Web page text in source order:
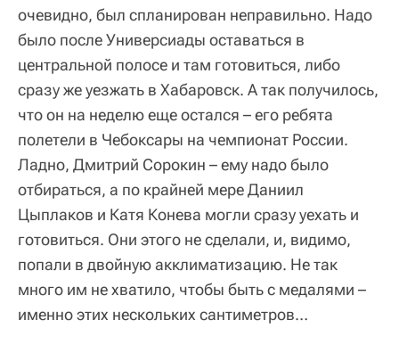
очевидно, был спланирован неправильно. Надо
было после Универсиады оставаться в
центральной полосе и там готовиться, либо
сразу же уезжать в Хабаровск. А так получилось,
что он на неделю еще остался – его ребята
полетели в Чебоксары на чемпионат России.
Ладно, Дмитрий Сорокин – ему надо было
отбираться, а по крайней мере Даниил
Цыплаков и Катя Конева могли сразу уехать и
готовиться. Они этого не сделали, и, видимо,
попали в двойную акклиматизацию. Не так
много им не хватило, чтобы быть с медалями –
именно этих нескольких сантиметров…